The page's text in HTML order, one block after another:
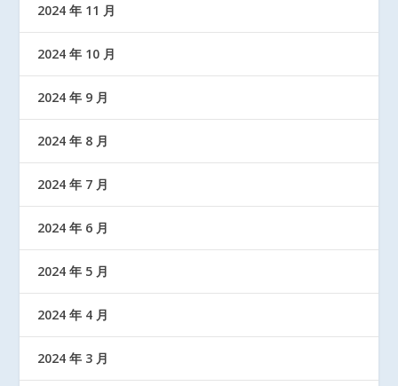
2024 年 11 月
2024 年 10 月
2024 年 9 月
2024 年 8 月
2024 年 7 月
2024 年 6 月
2024 年 5 月
2024 年 4 月
2024 年 3 月